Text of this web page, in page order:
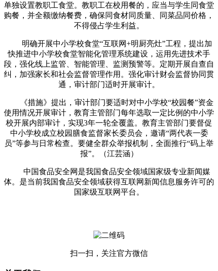
单独设置教职工食堂。教职工在校用餐的，应当与学生同食堂
购餐，并全额缴纳餐费，确保同食材同质量、同菜品同价格，
不得侵占学生利益。
明确开展中小学校食堂“互联网+明厨亮灶”工程，提出加
快推进中小学校食堂智能化管理系统建设，运用先进技术手
段，强化线上监管、智能管理、监测预警等。定期开展自查自
纠，加强家长和社会监督管理作用。强化审计财会监督协同贯
通，审计部门适时开展审计。
《措施》提出，审计部门要适时对中小学校“校园餐”资金
使用情况开展审计，教育主管部门每年选取一定比例的中小学
校开展内部审计，实现3年一轮全覆盖。教育主管部门要督促
中小学校成立校园膳食监督家长委员会，邀请“两代表一委
员”等参与日常检查。要健全群众举报机制，全面推行“码上举
报”。（江芸涵）
中国食品安全网是我国食品安全领域国家级专业新闻媒
体。是当前我国食品安全领域获得互联网新闻信息服务许可的
国家级互联网平台。
扫一扫，关注官方微信